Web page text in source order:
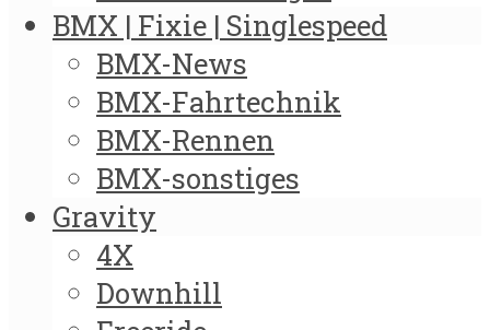
BMX | Fixie | Singlespeed
BMX-News
BMX-Fahrtechnik
BMX-Rennen
BMX-sonstiges
Gravity
4X
Downhill